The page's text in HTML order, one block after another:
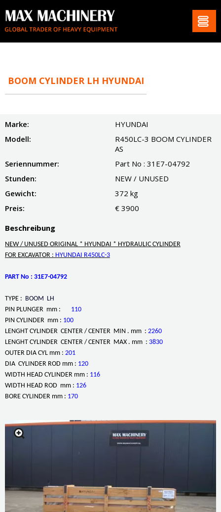
BOOM CYLINDER LH HYUNDAI
Marke:
HYUNDAI
Modell:
R450LC-3 BOOM CYLINDER
AS
Seriennummer:
Part No : 31E7-04792
Stunden:
NEW / UNUSED
Gewicht:
372 kg
Preis:
€ 3900
Beschreibung
NEW / UNUSED ORIGINAL * HYUNDAI * HYDRAULIC CYLINDER
FOR EXCAVATOR : HYUNDAI R450LC-3
PART No : 31E7-04792
TYPE : BOOM LH
PIN PLUNGER mm : 110
PIN CYLINDER mm : 100
LENGHT CYLINDER CENTER / CENTER MIN . mm : 2260
LENGHT CYLINDER CENTER / CENTER MAX . mm : 3830
OUTER DIA CYL mm : 201
DIA CYLINDER ROD mm : 120
WIDTH HEAD CYLINDER mm : 116
WIDTH HEAD ROD mm : 126
BORE CYLINDER mm : 170